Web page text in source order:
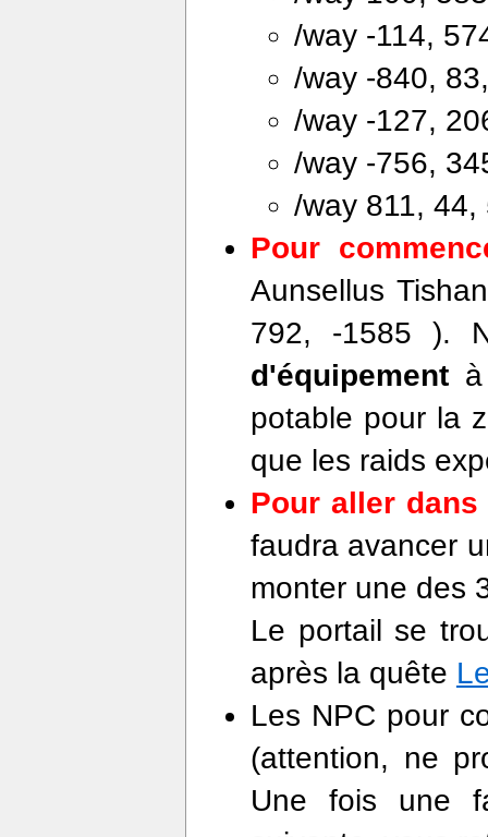
/way -114,
/way -840,
/way -127,
/way -756,
/way 811,
Pour
Aunsellus
792, -1585 ).
d'équipementà
potable pour la
que les raids
Pour aller
faudra avancer
monter une des
Le portail se
après la quête
Les NPC pour
(attention, ne
Une fois une